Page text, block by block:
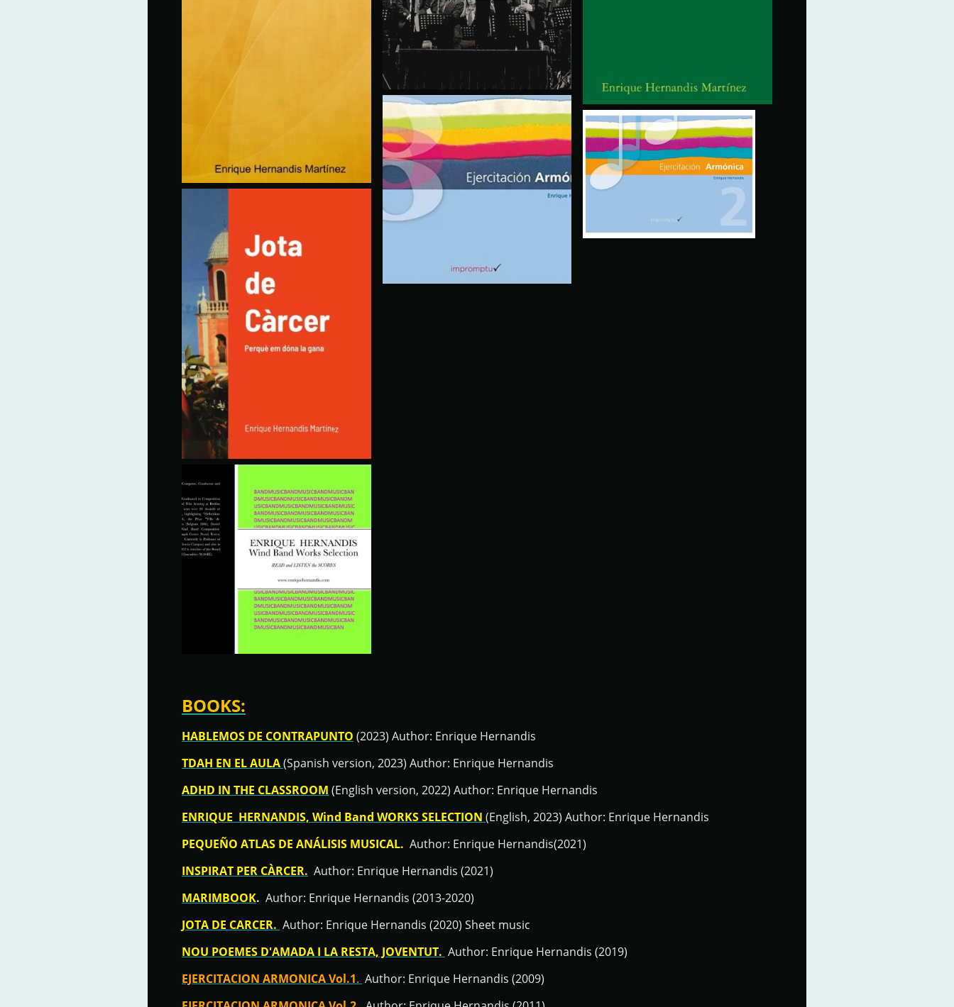
BOOKS:
HABLEMOS DE CONTRAPUNTO (2023) Author: Enrique Hernandis
TDAH EN EL AULA(Spanish version, 2023) Author: Enrique Hernandis
ADHD IN THE CLASSROOM (English version, 2022) Author: Enrique Hernandis
ENRIQUE HERNANDIS, Wind Band WORKS SELECTION (English, 2023) Author: Enrique Hernandis
PEQUEÑO ATLAS DE ANÁLISIS MUSICAL. Author: Enrique Hernandis(2021)
INSPIRAT PER CÀRCER. Author: Enrique Hernandis (2021)
MARIMBOOK. Author: Enrique Hernandis (2013-2020)
JOTA DE CARCER. Author: Enrique Hernandis (2020) Sheet music
NOU POEMES D'AMADA I LA RESTA, JOVENTUT. Author: Enrique Hernandis (2019)
EJERCITACION ARMONICA Vol.1. Author: Enrique Hernandis (2009)